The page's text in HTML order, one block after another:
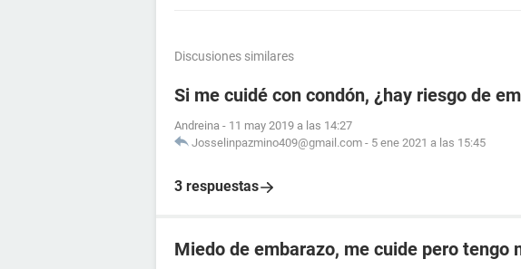
Discusiones similares
Si me cuidé con condón, ¿hay riesgo de
Andreina - 11 may 2019 a las 14:27
Josselinpazmino409@gmail.com - 5 ene 2021 a las 15:45
3 respuestas
Miedo de embarazo, me cuide pero tengo